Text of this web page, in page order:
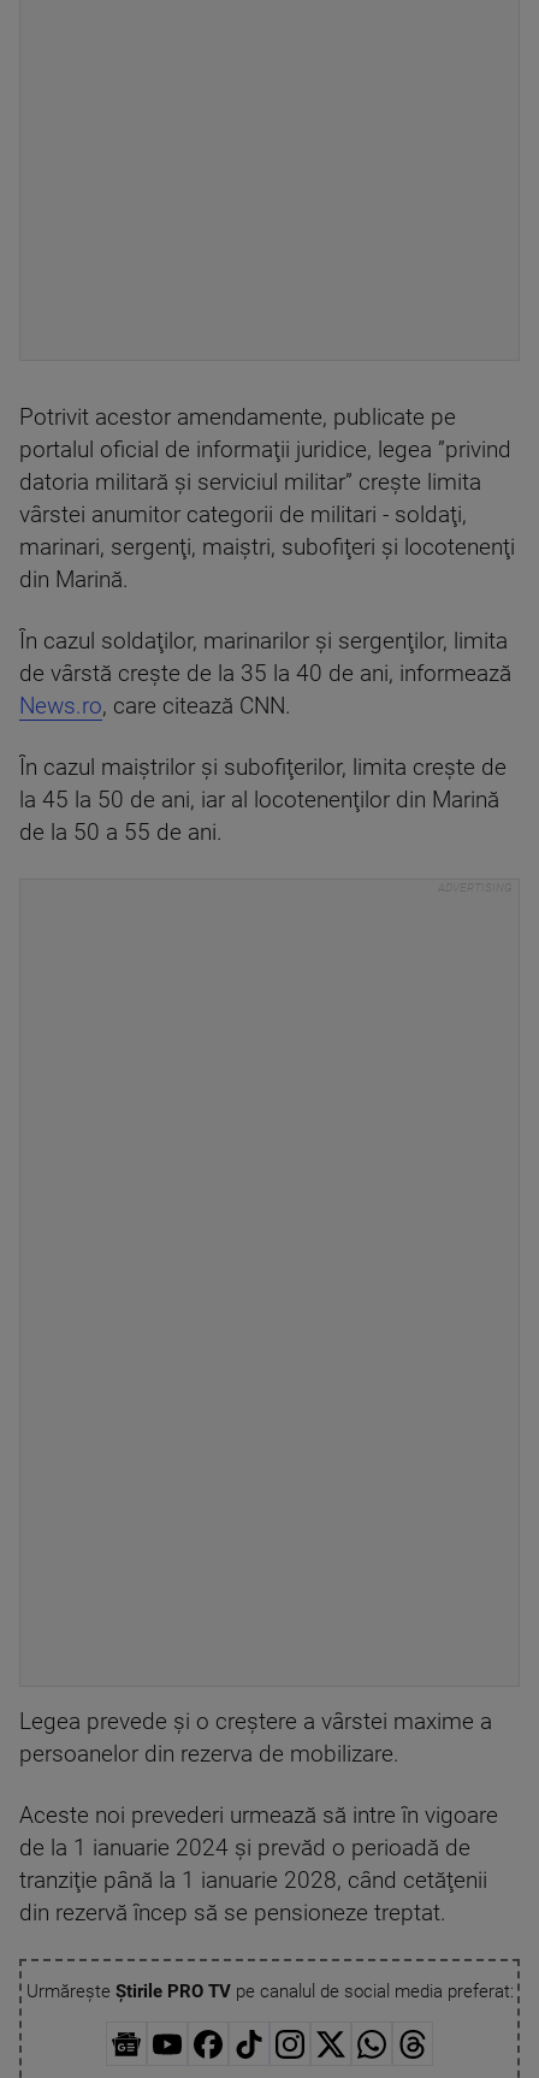
Potrivit acestor amendamente, publicate pe
portalul oficial de informaţii juridice, legea ”privind
datoria militară şi serviciul militar” creşte limita
vârstei anumitor categorii de militari - soldaţi,
marinari, sergenţi, maiştri, subofiţeri şi locotenenţi
din Marină.
În cazul soldaţilor, marinarilor şi sergenţilor, limita
de vârstă creşte de la 35 la 40 de ani, informează
News.ro, care citează CNN.
În cazul maiştrilor şi subofiţerilor, limita creşte de
la 45 la 50 de ani, iar al locotenenţilor din Marină
de la 50 a 55 de ani.
Legea prevede şi o creştere a vârstei maxime a
persoanelor din rezerva de mobilizare.
Aceste noi prevederi urmează să intre în vigoare
de la 1 ianuarie 2024 şi prevăd o perioadă de
tranziţie până la 1 ianuarie 2028, când cetăţenii
din rezervă încep să se pensioneze treptat.
Urmărește Știrile PRO TVpe canalul de social media preferat: